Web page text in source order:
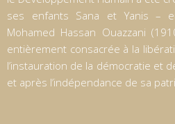
ses enfants Sana et Yanis –
Mohamed Hassan Ouazzani
entièrement consacrée à la
et après l’indépendance de sa